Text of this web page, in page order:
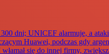
dni; UNICEF alarmuje, a
Huawei, podczas gdy
się do innej firmy,